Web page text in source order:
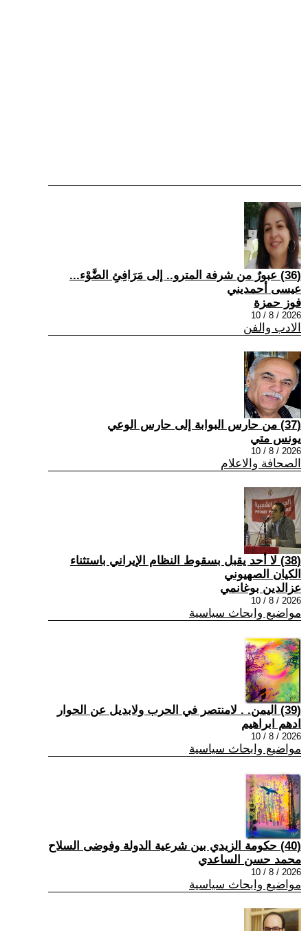
(36) عبورٌ من شرفة المترو.. إلى مَرَافِئِ الضَّوْء...
عيسى أحمديني
فوز حمزة
2026 / 8 / 10
الادب والفن
(37) من حارس البوابة إلى حارس الوعي
يونس متي
2026 / 8 / 10
الصحافة والاعلام
(38) لا أحد يقبل بسقوط النظام الإيراني باستثناء
الكيان الصهيوني
عزالدين بوغانمي
2026 / 8 / 10
مواضيع وابحاث سياسية
(39) اليمن. . لامنتصر في الحرب ولابديل عن الحوار
ادهم ابراهيم
2026 / 8 / 10
مواضيع وابحاث سياسية
(40) حكومة الزيدي بين شرعية الدولة وفوضى السلاح
محمد حسن الساعدي
2026 / 8 / 10
مواضيع وابحاث سياسية